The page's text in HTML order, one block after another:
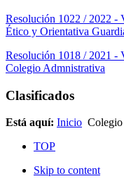
Resolución 1022 / 2022 -
Ético y Orientativa
Resolución 1018 / 2021 -
Colegio Admnistrativa
Clasificados
Está aquí: Inicio Colegio
TOP
Skip to content